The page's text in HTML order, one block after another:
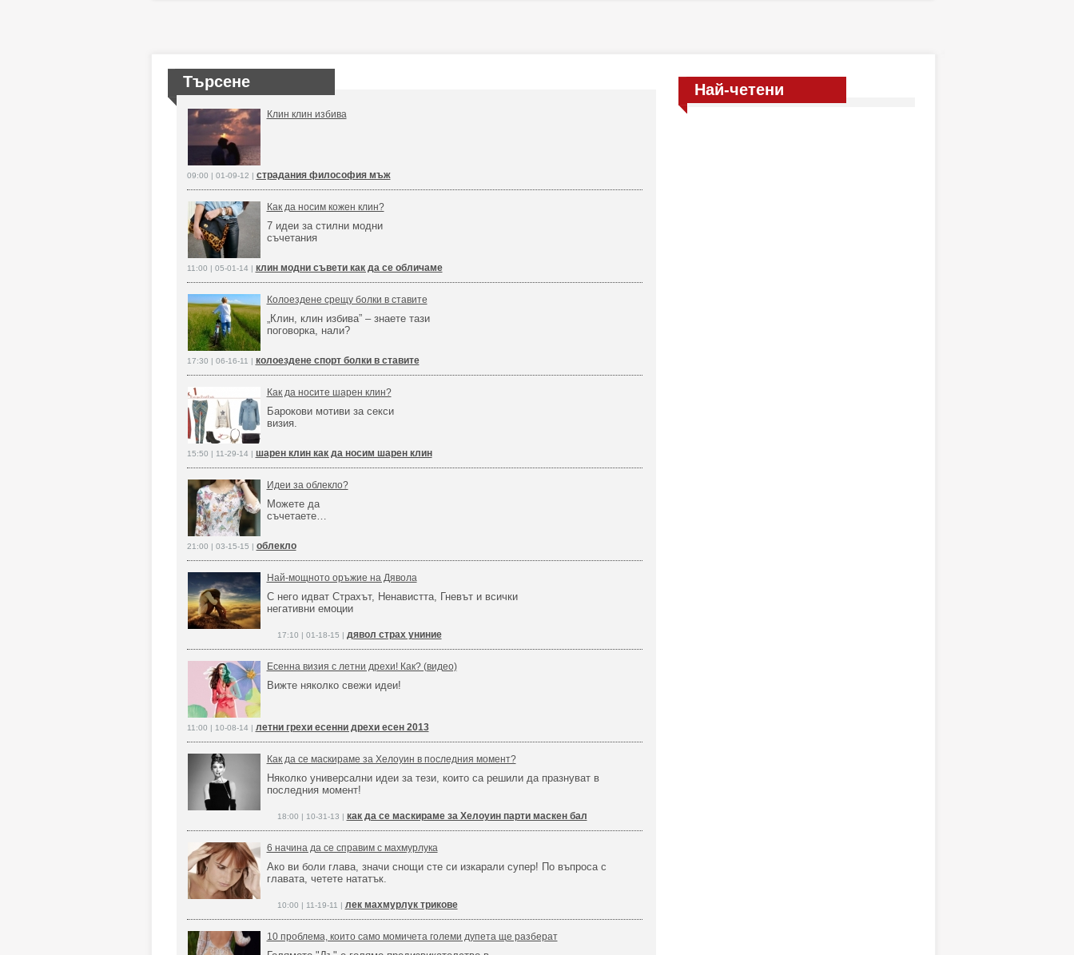
Търсене
Клин клин избива
09:00 | 01-09-12 | страдания философия мъж
Как да носим кожен клин?
7 идеи за стилни модни
съчетания
11:00 | 05-01-14 | клин модни съвети как да се обличаме
Колоездене срещу болки в ставите
„Клин, клин избива” – знаете тази
поговорка, нали?
17:30 | 06-16-11 | колоездене спорт болки в ставите
Как да носите шарен клин?
Барокови мотиви за секси
визия.
15:50 | 11-29-14 | шарен клин как да носим шарен клин
Идеи за облекло?
Можете да
съчетаете…
21:00 | 03-15-15 | облекло
Най-мощното оръжие на Дявола
С него идват Страхът, Ненавистта, Гневът и всички
негативни емоции
17:10 | 01-18-15 | дявол страх униние
Есенна визия с летни дрехи! Как? (видео)
Вижте няколко свежи идеи!
11:00 | 10-08-14 | летни грехи есенни дрехи есен 2013
Как да се маскираме за Хелоуин в последния момент?
Няколко универсални идеи за тези, които са решили да празнуват в
последния момент!
18:00 | 10-31-13 | как да се маскираме за Хелоуин парти маскен бал
6 начина да се справим с махмурлука
Ако ви боли глава, значи снощи сте си изкарали супер! По въпроса с
главата, четете нататък.
10:00 | 11-19-11 | лек махмурлук трикове
10 проблема, които само момичета големи дупета ще разберат
Най-четени